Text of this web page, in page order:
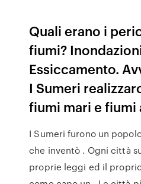
Quali erano i
fiumi?
Essiccamento.
I Sumeri
fiumi mari e fiumi
I Sumeri furono un
che inventò . Ogni città
proprie leggi ed il